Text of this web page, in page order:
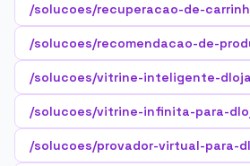
/solucoes/recuperacao-de-
/solucoes/recomendacao-de-
/solucoes/vitrine-inteligente-
/solucoes/vitrine-infinita-para-
/solucoes/provador-virtual-para-